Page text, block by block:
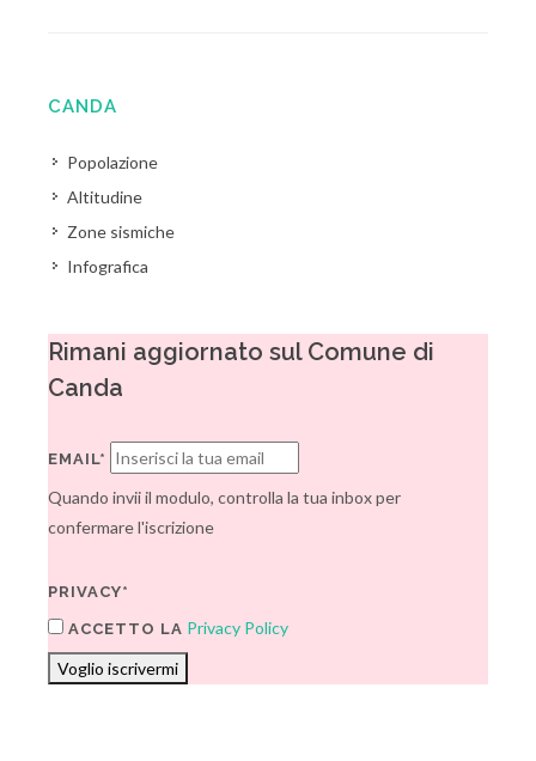
CANDA
Popolazione
Altitudine
Zone sismiche
Infografica
Rimani aggiornato sul Comune di
Canda
EMAIL*
Quando invii il modulo, controlla la tua inbox per
confermare l'iscrizione
PRIVACY*
ACCETTO LA Privacy Policy
Voglio iscrivermi